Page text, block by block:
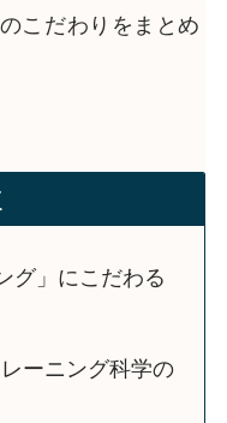
こだわりをまとめ
グ」にこだわる
ーニング科学の